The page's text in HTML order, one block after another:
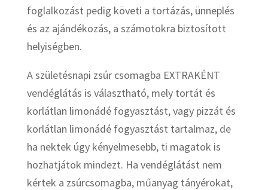
foglalkozást pedig követi a tortázás, ünneplés
és az ajándékozás, a számotokra biztosított
helyiségben.
A születésnapi zsúr csomagba EXTRAKÉNT
vendéglátás is választható, mely tortát és
korlátlan limonádé fogyasztást, vagy pizzát és
korlátlan limonádé fogyasztást tartalmaz, de
ha nektek úgy kényelmesebb, ti magatok is
hozhatjátok mindezt. Ha vendéglátást nem
kértek a zsúrcsomagba, műanyag tányérokat,